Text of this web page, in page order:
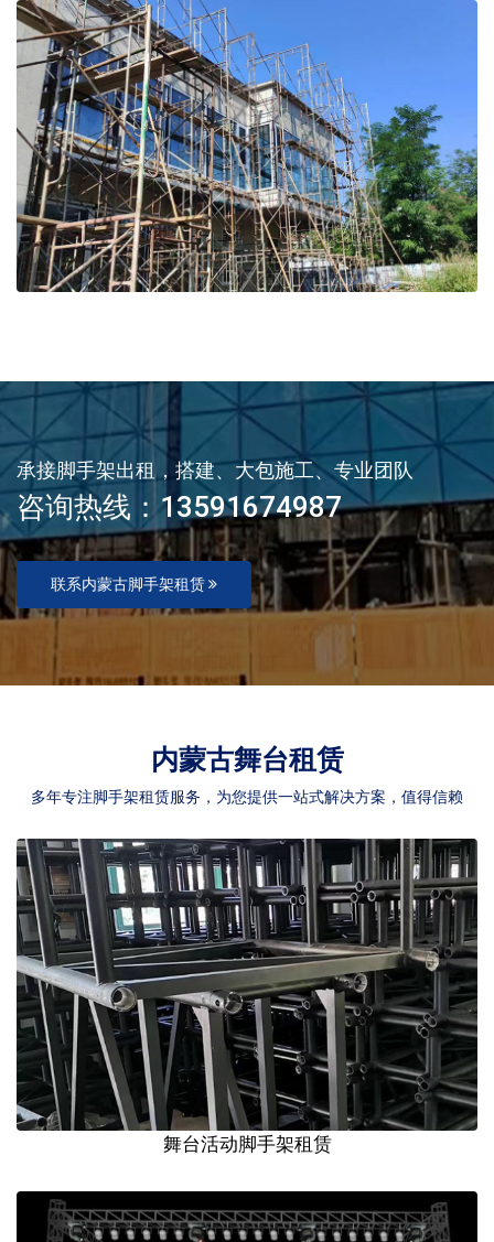
承接脚手架出租，搭建、大包施工、专业团队
咨询热线：13591674987
联系内蒙古脚手架租赁
内蒙古舞台租赁
多年专注脚手架租赁服务，为您提供一站式解决方案，值得信赖
舞台活动脚手架租赁